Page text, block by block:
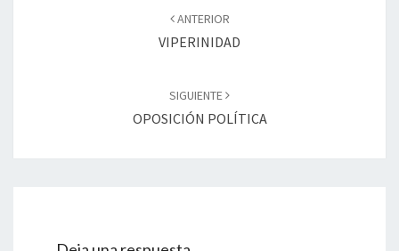
ANTERIOR
VIPERINIDAD
SIGUIENTE
OPOSICIÓN POLÍTICA